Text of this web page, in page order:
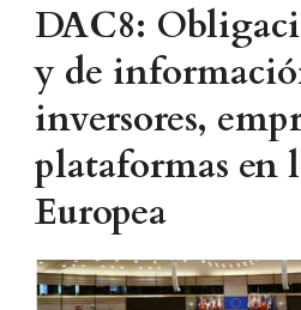
DAC8:
y de
inversores,
plataformas en
Europea